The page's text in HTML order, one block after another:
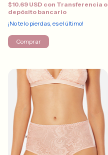
$10.69 USD con Transferencia o
depósito bancario
¡No te lo pierdas, es el último!
Comprar